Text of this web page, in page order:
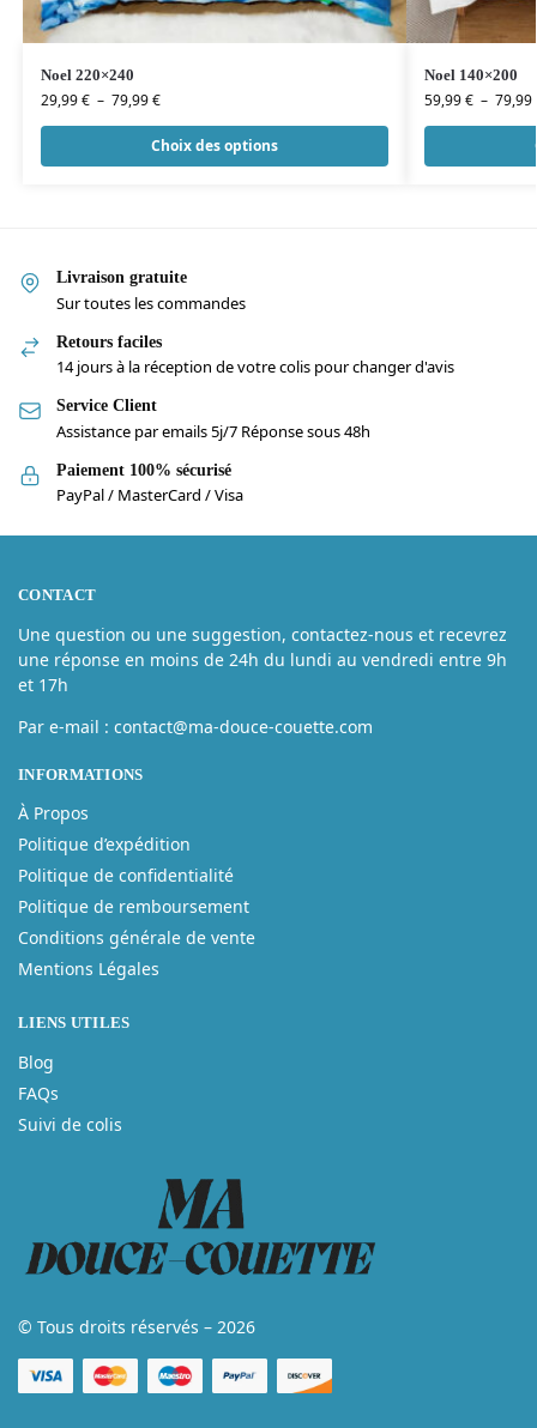
Noel 220×240
29,99€ – 79,99€
Choix des options
Noel 140×200
59,99€ – 79,99
Livraison gratuite
Sur toutes les commandes
Retours faciles
14 jours à la réception de votre colis pour changer d'avis
Service Client
Assistance par emails 5j/7 Réponse sous 48h
Paiement 100% sécurisé
PayPal / MasterCard / Visa
CONTACT
Une question ou une suggestion, contactez-nous et recevrez
une réponse en moins de 24h du lundi au vendredi entre 9h
et 17h
Par e-mail : contact@ma-douce-couette.com
INFORMATIONS
À Propos
Politique d’expédition
Politique de confidentialité
Politique de remboursement
Conditions générale de vente
Mentions Légales
LIENS UTILES
Blog
FAQs
Suivi de colis
© Tous droits réservés – 2026